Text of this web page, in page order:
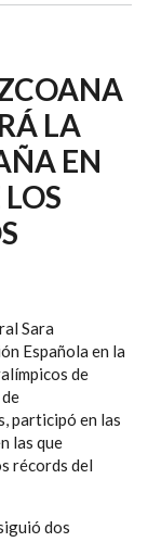
LA
EN
Sara
Española en la
de
participó en las
las que
récords del
dos